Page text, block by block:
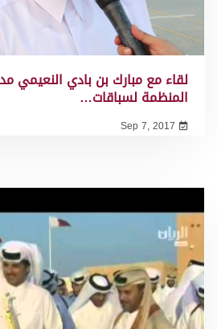
لقاء مع مبارك بن بادي النعيمي
المنظمة لسباقات…
Sep 7, 2017